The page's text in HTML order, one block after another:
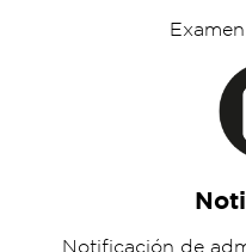
Notificación de